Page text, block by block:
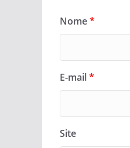
Nome*
E-mail*
Site